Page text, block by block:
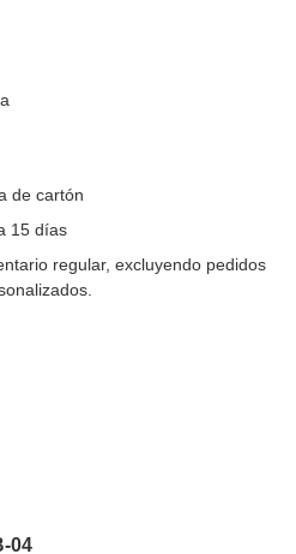
de cartón
15 días
regular, excluyendo pedidos
04